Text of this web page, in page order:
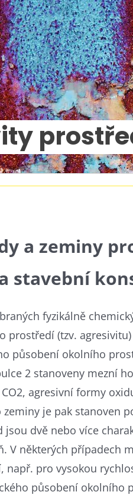
a zeminy
stavební
fyzikálně
prostředí (tzv.
působení okolního
2 stanoveny mezní
agresivní formy
je pak stanoven
jsou dvě nebo více
V některých případech
např. pro vysokou
působení okolního